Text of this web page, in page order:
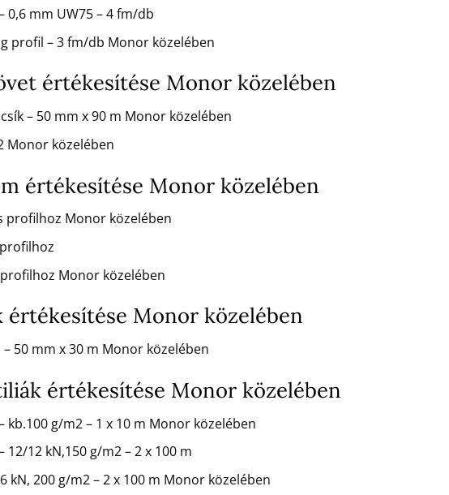
0,6 mm UW75 – 4 fm/db
profil – 3 fm/db Monor közelében
értékesítése Monor közelében
– 50 mm x 90 m Monor közelében
Monor közelében
értékesítése Monor közelében
profilhoz Monor közelében
profilhoz Monor közelében
értékesítése Monor közelében
– 50 mm x 30 m Monor közelében
értékesítése Monor közelében
kb.100 g/m2 – 1 x 10 m Monor közelében
12/12 kN,150 g/m2 – 2 x 100 m
kN, 200 g/m2 – 2 x 100 m Monor közelében